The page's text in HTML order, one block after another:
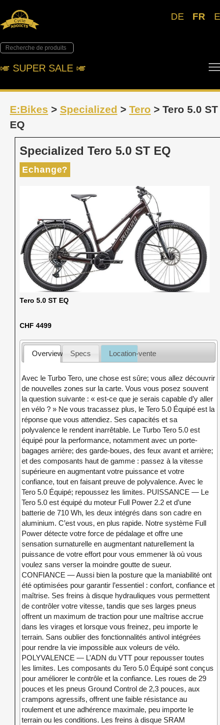
DE FR
🎺︎ SUPER SALE 🎺︎
E:Bikes > Specialized > Tero > Tero 5.0 ST
EQ
Specialized Tero 5.0 ST EQ
Echange?
Tero 5.0 ST EQ
CHF 4499
Overview Specs Location-vente
Avec le Turbo Tero, une chose est sûre; vous allez découvrir
de nouvelles zones sur la carte. Vous vous posez souvent
la question suivante : « est-ce que je serais capable d’y aller
en vélo ? » Ne vous tracassez plus, le Tero 5.0 Équipé est la
réponse que vous attendiez. Ses capacités et sa
polyvalence le rendent inarrêtable. Le Turbo Tero 5.0 est
équipé pour la performance, notamment avec un porte-
bagages arrière; des garde-boues, des feux avant et arrière;
et des composants haut de gamme : passez à la vitesse
supérieure en augmentant votre puissance et votre
confiance, tout en faisant preuve de polyvalence. Avec le
Tero 5.0 Équipé; repoussez les limites. PUISSANCE — Le
Tero 5.0 est équipé du moteur Full Power 2.2 et d’une
batterie de 710 Wh, les deux intégrés dans son cadre en
aluminium. C’est vous, en plus rapide. Notre système Full
Power détecte votre force de pédalage et offre une
sensation surnaturelle en augmentant naturellement la
puissance de votre effort pour vous emmener là où vous
voulez sans verser la moindre goutte de sueur.
CONFIANCE — Aussi bien la posture que la maniabilité ont
été optimisées pour garantir l’essentiel : confort, confiance et
maîtrise. Ses freins à disque hydrauliques vous permettent
de contrôler votre vitesse, tandis que ses larges pneus
offrent un maximum de traction pour une maîtrise accrue
dans les virages et lorsque vous freinez, peu importe le
terrain. Sans oublier des fonctionnalités antivol intégrées
pour rendre la vie impossible aux voleurs de vélo.
POLYVALENCE — L’ADN du VTT pour repousser toutes
les limites. Les composants du Tero 5.0 Équipé sont conçus
pour améliorer le contrôle et la confiance. Les roues de 29
pouces et les pneus Ground Control de 2,3 pouces, aux
crampons agressifs, offrent une faible résistance au
roulement et une adhérence maximale, peu importe le
terrain ou les conditions. Les freins à disque SRAM